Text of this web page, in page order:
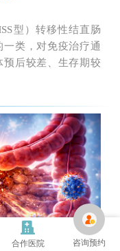
型）转移性结直肠
类，对免疫治疗通
预后较差、生存期较
合作医院 咨询预约